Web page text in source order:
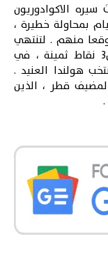
الاكوادوريون
بمحاولة خطيرة ،
منهم . لتنتهي
المواجة بفوز منتخب الاكوادور وحصده ل3 نقاط ثمينة ، في
هولندا العنيد .
قطر ، الذين